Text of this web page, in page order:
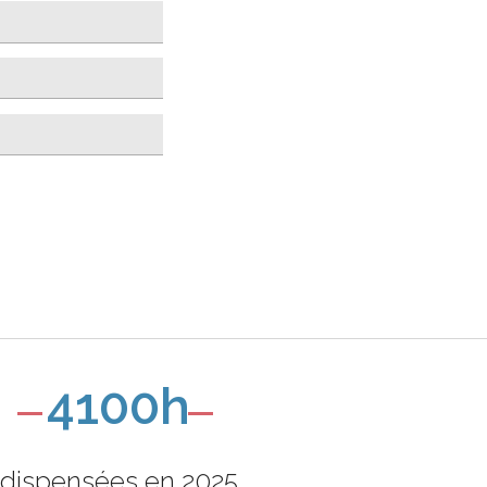
4100h
dispensées en 2025